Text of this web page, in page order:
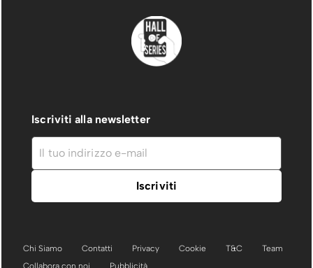
Iscriviti alla newsletter
Chi Siamo Contatti Privacy Cookie T&C
Team
Collabora con noi
Pubblicità